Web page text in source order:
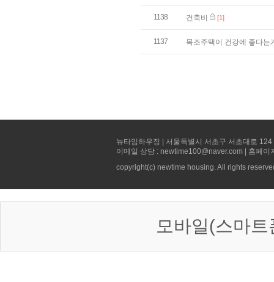
1138 건축비 [1]
1137 목조주택이 건강에 좋다는
뉴타임하우징 | 서울특별시 서초구 서초대로
이메일 상담 : newtime100@naver.com | 홈페
copyright(c) newtime housing. All rights
모바일(스마